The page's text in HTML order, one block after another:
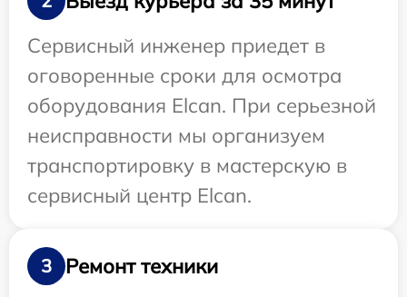
Сервисный инженер приедет в
оговоренные сроки для осмотра
оборудования Elcan. При серьезной
неисправности мы организуем
транспортировку в мастерскую в
сервисный центр Elcan.
3
Ремонт техники